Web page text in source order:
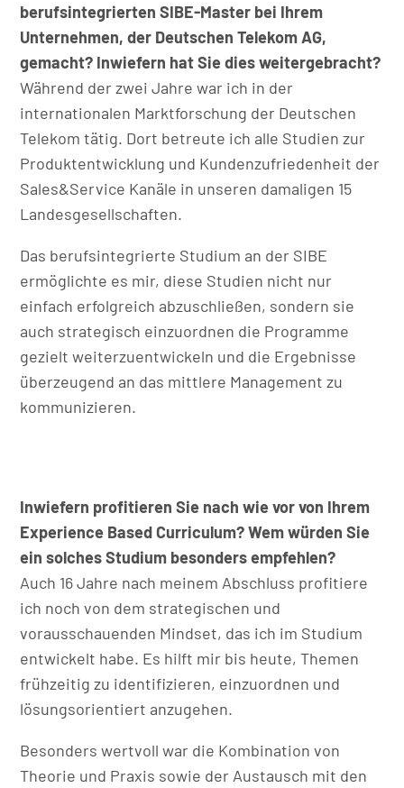
berufsintegrierten SIBE-Master bei Ihrem
Unternehmen, der Deutschen Telekom AG,
gemacht? Inwiefern hat Sie dies weitergebracht?
Während der zwei Jahre war ich in der
internationalen Marktforschung der Deutschen
Telekom tätig. Dort betreute ich alle Studien zur
Produktentwicklung und Kundenzufriedenheit der
Sales&Service Kanäle in unseren damaligen 15
Landesgesellschaften.
Das berufsintegrierte Studium an der SIBE
ermöglichte es mir, diese Studien nicht nur
einfach erfolgreich abzuschließen, sondern sie
auch strategisch einzuordnen die Programme
gezielt weiterzuentwickeln und die Ergebnisse
überzeugend an das mittlere Management zu
kommunizieren.
Inwiefern profitieren Sie nach wie vor von Ihrem
Experience Based Curriculum? Wem würden Sie
ein solches Studium besonders empfehlen?
Auch 16 Jahre nach meinem Abschluss profitiere
ich noch von dem strategischen und
vorausschauenden Mindset, das ich im Studium
entwickelt habe. Es hilft mir bis heute, Themen
frühzeitig zu identifizieren, einzuordnen und
lösungsorientiert anzugehen.
Besonders wertvoll war die Kombination von
Theorie und Praxis sowie der Austausch mit den